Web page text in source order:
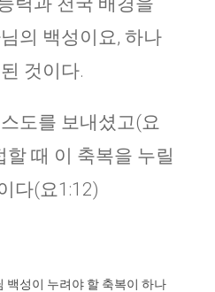
의 백성이요, 하나
것이다.
도를 보내셨고(요
할 때 이 축복을 누릴
다(요1:12)
백성이 누려야 할 축복이 하나